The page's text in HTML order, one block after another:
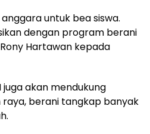
untuk bea siswa.
dengan program berani
Hartawan kepada
juga akan mendukung
berani tangkap banyak